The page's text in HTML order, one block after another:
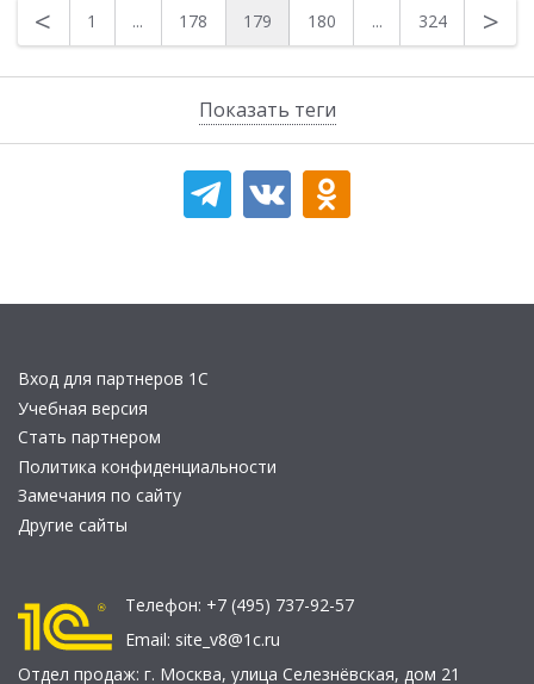
Показать теги
< 1 ... 178 179 180 ... 324 >
Вход для партнеров 1С
Учебная версия
Стать партнером
Политика конфиденциальности
Замечания по сайту
Другие сайты
Телефон: +7 (495) 737-92-57
Email: site_v8@1c.ru
Отдел продаж: г. Москва, улица Селезнёвская, дом 21